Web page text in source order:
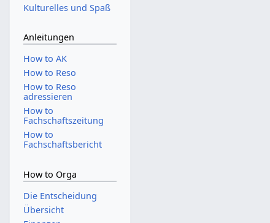
Kulturelles und Spaß
Anleitungen
How to AK
How to Reso
How to Reso
adressieren
How to
Fachschaftszeitung
How to
Fachschaftsbericht
How to Orga
Die Entscheidung
Übersicht